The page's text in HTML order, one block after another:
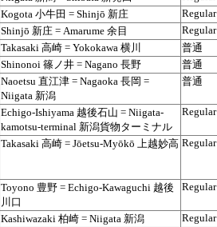
Kogota 小牛田 = Shinjō 新庄 Regular
Shinjō 新庄 = Amarume 余目 Regular
Takasaki 高崎 = Yokokawa 横川 普通
Shinonoi 篠ノ井 = Nagano 長野 普通
Naoetsu 直江津 = Nagaoka 長岡 =
Niigata 新潟
普通
Echigo-Ishiyama 越後石山 = Niigata-
kamotsu-terminal 新潟貨物ターミナル
Regular
Takasaki 高崎 = Jōetsu-Myōkō 上越妙高 Regular
Toyono 豊野 = Echigo-Kawaguchi 越後
川口
Regular
Kashiwazaki 柏崎 = Niigata 新潟 Regular